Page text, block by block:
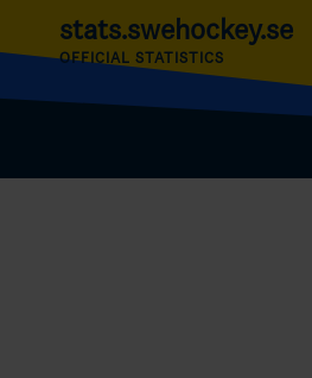
stats.swehockey.se
OFFICIAL STATISTICS